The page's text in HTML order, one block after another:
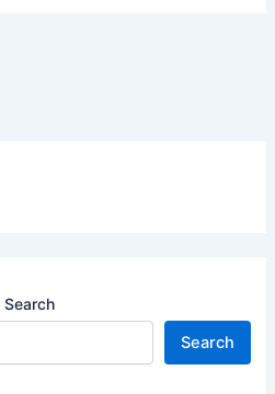
Search
Search